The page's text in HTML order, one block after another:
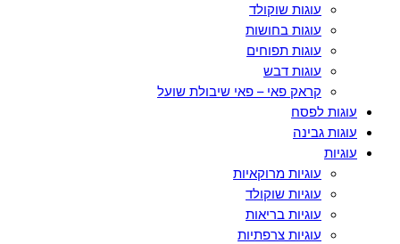
עוגות שוקולד
עוגות בחושות
עוגות תפוחים
עוגות דבש
קראק פאי – פאי שיבולת שועל
עוגות לפסח
עוגות גבינה
עוגיות
עוגיות מרוקאיות
עוגיות שוקולד
עוגיות בריאות
עוגיות צרפתיות